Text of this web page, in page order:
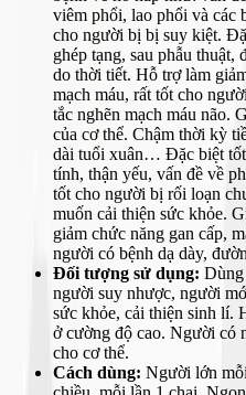
viêm phổi, lao phổi và các
cho người bị bị suy kiệt.
ghép tạng, sau phẫu
do thời tiết. Hỗ trợ làm
mạch máu, rất tốt cho
tắc nghẽn mạch máu não.
của cơ thể. Chậm thời kỳ
dài tuổi xuân… Đặc biệt
tính, thận yếu, vấn đề về
tốt cho người bị rối loạn
muốn cải thiện sức khỏe.
giảm chức năng gan cấp,
người có bệnh dạ dày,
Đối tượng sử dụng:
người suy nhược, người
sức khỏe, cải thiện sinh lí.
ở cường độ cao. Người có
cho cơ thể.
Cách dùng: Người lớn